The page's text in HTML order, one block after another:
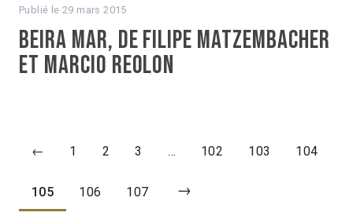
Publié le29 mars 2015
Beira Mar, de Filipe Matzembacher
et Marcio Reolon
← 1 2 3 … 102 103 104
105 106 107 →